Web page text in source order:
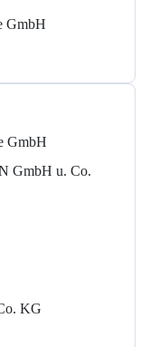
GmbH
GmbH
GmbH u. Co.
KG